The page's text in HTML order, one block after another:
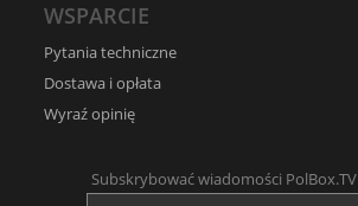
WSPARCIE
Pytania techniczne
Dostawa i opłata
Wyraź opinię
Subskrybować wiadomości PolBox.TV